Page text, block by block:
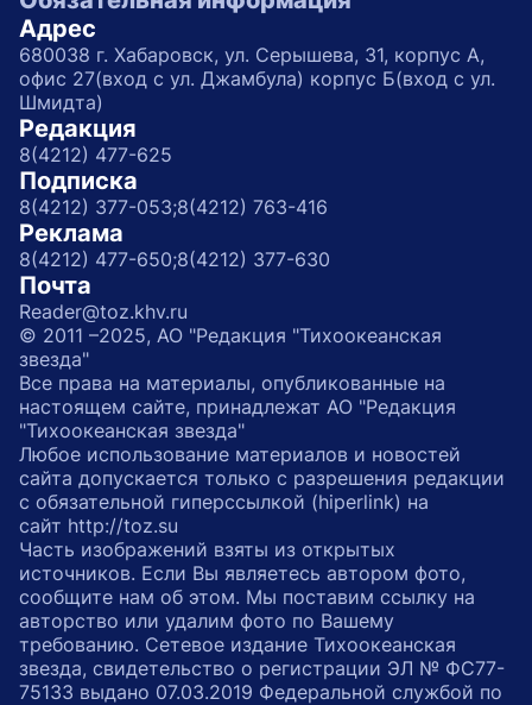
Адрес
680038 г. Хабаровск, ул. Серышева, 31, корпус А,
офис 27(вход с ул. Джамбула) корпус Б(вход с ул.
Шмидта)
Редакция
8(4212) 477-625
Подписка
8(4212) 377-053;8(4212) 763-416
Реклама
8(4212) 477-650;8(4212) 377-630
Почта
Reader@toz.khv.ru
© 2011 –2025, АО "Редакция "Тихоокеанская
звезда"
Все права на материалы, опубликованные на
настоящем сайте, принадлежат АО "Редакция
"Тихоокеанская звезда"
Любое использование материалов и новостей
сайта допускается только с разрешения редакции
с обязательной гиперссылкой (hiperlink) на
сайт http://toz.su
Часть изображений взяты из открытых
источников. Если Вы являетесь автором фото,
сообщите нам об этом. Мы поставим ссылку на
авторство или удалим фото по Вашему
требованию. Сетевое издание Тихоокеанская
звезда, свидетельство о регистрации ЭЛ № ФС77-
75133 выдано 07.03.2019 Федеральной службой по